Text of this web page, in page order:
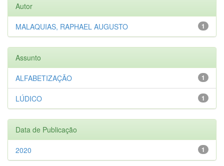
Autor
1
MALAQUIAS, RAPHAEL AUGUSTO
Assunto
1
ALFABETIZAÇÃO
1
LÚDICO
Data de Publicação
1
2020